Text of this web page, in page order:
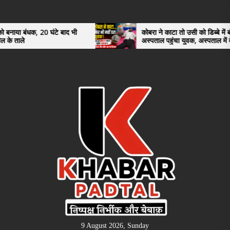
the
content
घंटे बाद भी
कोबरा ने काटा तो उसी को डिब्बे में बंद कर
अस्पताल पहुंचा युवक, अस्पताल में देखकर डॉक्टर
भी रह गए हैरान
9 August 2026, Sunday